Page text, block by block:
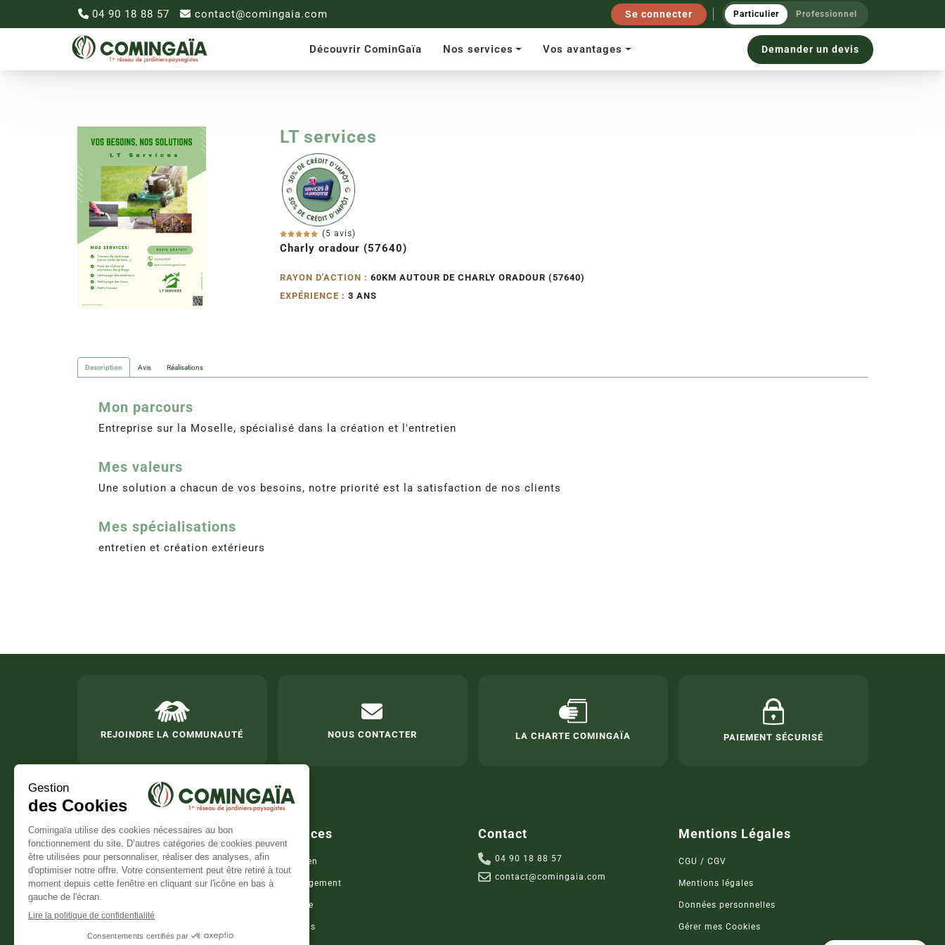
04 90 18 88 57 contact@comingaia.com Se connecter Particulier Professionnel
Découvrir CominGaïa Nos services Vos avantages Demander un devis
LT services
(5 avis)
Charly oradour (57640)
RAYON D'ACTION :60KM AUTOUR DE CHARLY ORADOUR (57640)
EXPÉRIENCE :3 ANS
Description Avis Réalisations
Mon parcours
Entreprise sur la Moselle, spécialisé dans la création et l'entretien
Mes valeurs
Une solution a chacun de vos besoins, notre priorité est la satisfaction de nos clients
Mes spécialisations
entretien et création extérieurs
REJOINDRE LA COMMUNAUTÉ NOUS CONTACTER LA CHARTE COMINGAÏA PAIEMENT SÉCURISÉ
Le réseau national de jardiniers de
confiance
Services
Entretien
Aménagement
Élagage
Conseils
Contact
04 90 18 88 57
contact@comingaia.com
Mentions Légales
CGU / CGV
Mentions légales
Données personnelles
Gérer mes Cookies